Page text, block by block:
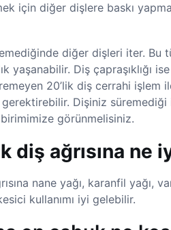
için diğer dişlere baskı
diğer dişleri iter. Bu
yaşanabilir. Diş çapraşıklığı
20’lik diş cerrahi işlem
Dişiniz
görünmelisiniz.
diş ağrısına ne
nane yağı, karanfil yağı,
kullanımı iyi gelebilir.